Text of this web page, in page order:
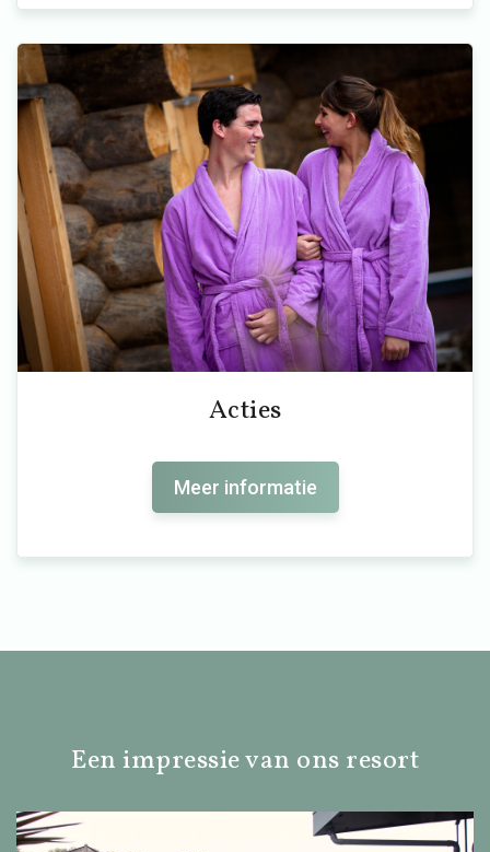
Acties
Meer informatie
Een impressie van ons resort